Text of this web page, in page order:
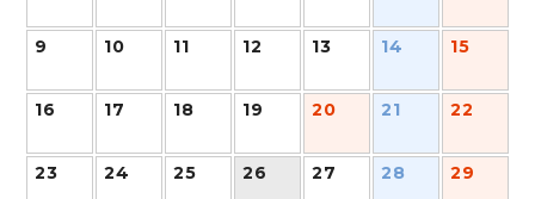
9 10 11 12 13 14 15
16 17 18 19 20 21 22
23 24 25 26 27 28 29